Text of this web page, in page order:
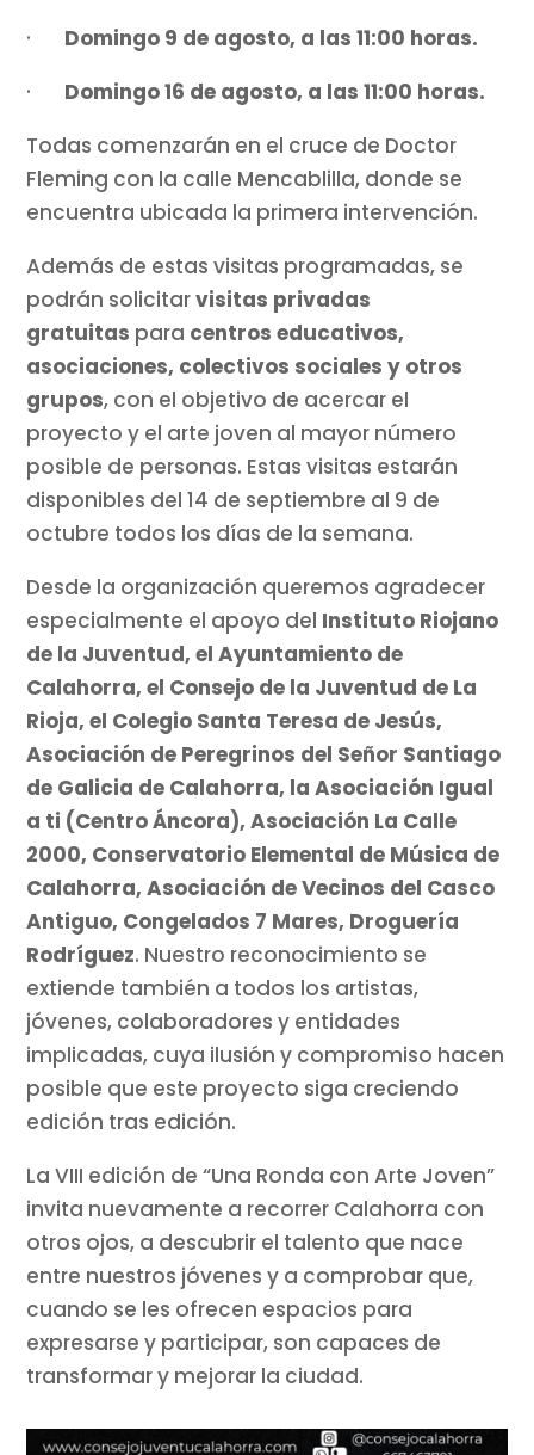
· Domingo 9 de agosto, a las 11:00 horas.
· Domingo 16 de agosto, a las 11:00 horas.
Todas comenzarán en el cruce de Doctor
Fleming con la calle Mencablilla, donde se
encuentra ubicada la primera intervención.
Además de estas visitas programadas, se
podrán solicitarvisitas privadas
gratuitas para centros educativos,
asociaciones, colectivos sociales y otros
grupos, con el objetivo de acercar el
proyecto y el arte joven al mayor número
posible de personas. Estas visitas estarán
disponibles del 14 de septiembre al 9 de
octubre todos los días de la semana.
Desde la organización queremos agradecer
especialmente el apoyo del Instituto Riojano
de la Juventud, el Ayuntamiento de
Calahorra, el Consejo de la Juventud de La
Rioja, el Colegio Santa Teresa de Jesús,
Asociación de Peregrinos del Señor Santiago
de Galicia de Calahorra, la Asociación Igual
a ti (Centro Áncora), Asociación La Calle
2000, Conservatorio Elemental de Música de
Calahorra, Asociación de Vecinos del Casco
Antiguo, Congelados 7 Mares, Droguería
Rodríguez. Nuestro reconocimiento se
extiende también a todos los artistas,
jóvenes, colaboradores y entidades
implicadas, cuya ilusión y compromiso hacen
posible que este proyecto siga creciendo
edición tras edición.
La VIII edición de “Una Ronda con Arte Joven”
invita nuevamente a recorrer Calahorra con
otros ojos, a descubrir el talento que nace
entre nuestros jóvenes y a comprobar que,
cuando se les ofrecen espacios para
expresarse y participar, son capaces de
transformar y mejorar la ciudad.